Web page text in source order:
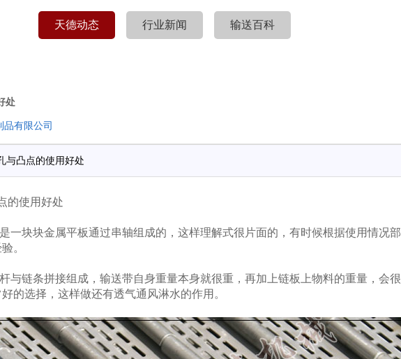
天德动态 行业新闻 输送百科
处
有限公司
与凸点的使用好处
的使用好处
一块块金属平板通过串轴组成的，这样理解式很片面的，有时候根据使用情况
。
与链条拼接组成，输送带自身重量本身就很重，再加上链板上物料的重量，会
的选择，这样做还有透气通风淋水的作用。